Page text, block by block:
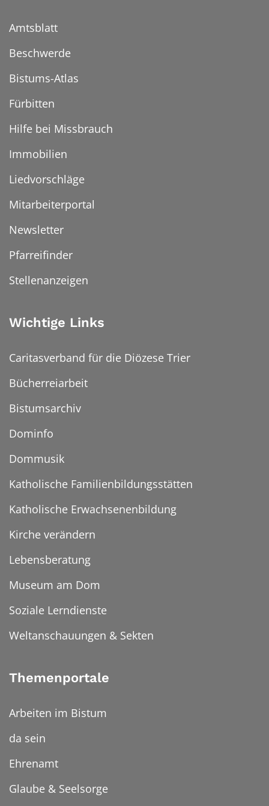
Amtsblatt
Beschwerde
Bistums-Atlas
Fürbitten
Hilfe bei Missbrauch
Immobilien
Liedvorschläge
Mitarbeiterportal
Newsletter
Pfarreifinder
Stellenanzeigen
Wichtige Links
Caritasverband für die Diözese Trier
Bücherreiarbeit
Bistumsarchiv
Dominfo
Dommusik
Katholische Familienbildungsstätten
Katholische Erwachsenenbildung
Kirche verändern
Lebensberatung
Museum am Dom
Soziale Lerndienste
Weltanschauungen & Sekten
Themenportale
Arbeiten im Bistum
da sein
Ehrenamt
Glaube & Seelsorge